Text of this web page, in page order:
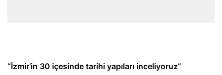
“İzmir’in 30 içesinde tarihi yapıları inceliyoruz”